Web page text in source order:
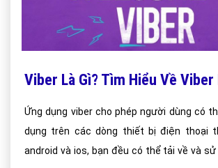
Viber Là Gì? Tìm Hiểu Về Viber
Ứng dụng viber cho phép người dùng có
dụng trên các dòng thiết bị điện thoại
android và ios, bạn đều có thể tải về và sử